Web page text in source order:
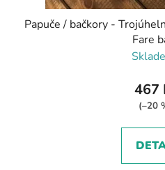
Papuče / bačkory -
Fare
467
(–20